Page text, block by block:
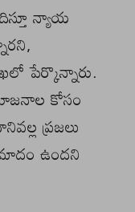
న్యాయ
పేర్కొన్నారు.
కోసం
ప్రజలు
ఉందని